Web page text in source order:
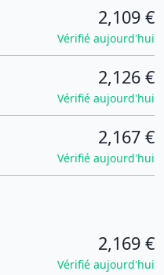
2,109 €
Vérifié aujourd'hui
2,126 €
Vérifié aujourd'hui
2,167 €
Vérifié aujourd'hui
2,169 €
Vérifié aujourd'hui